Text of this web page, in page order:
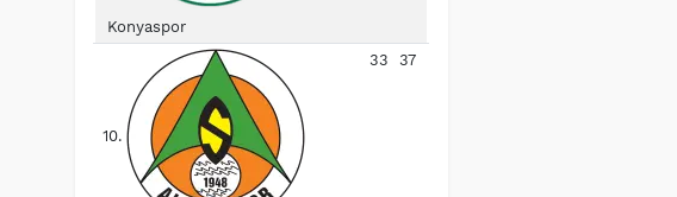
Konyaspor
10.
33 37